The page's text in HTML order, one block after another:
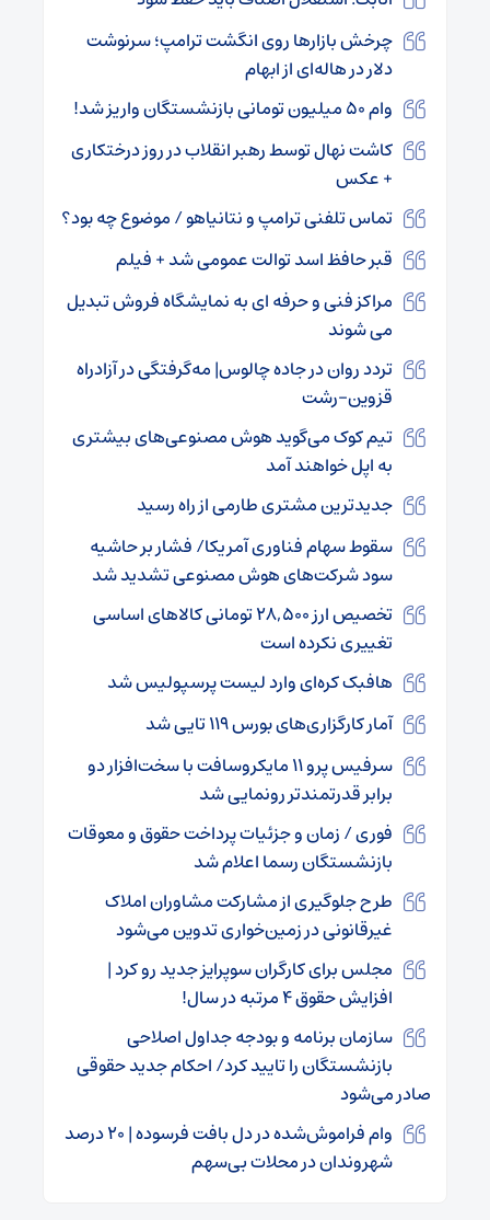
چرخش بازارها روی انگشت ترامپ؛ سرنوشت
دلار در هاله‌ای از ابهام
وام ۵۰ میلیون تومانی بازنشستگان واریز شد!
کاشت نهال توسط رهبر انقلاب در روز درختکاری
+ عکس
تماس تلفنی ترامپ و نتانیاهو / موضوع چه بود؟
قبر حافظ اسد توالت عمومی شد + فیلم
مراکز فنی و حرفه ای به نمایشگاه فروش تبدیل
می شوند
تردد روان در جاده چالوس| مه‌گرفتگی در آزادراه
قزوین-رشت
تیم کوک می‌گوید هوش مصنوعی‌های بیشتری
به اپل خواهند آمد
جدیدترین مشتری طارمی از راه رسید
سقوط سهام فناوری آمریکا/ فشار بر حاشیه
سود شرکت‌های هوش مصنوعی تشدید شد
تخصیص ارز ۲۸,۵۰۰ تومانی کالاهای اساسی
تغییری نکرده است
هافبک کره‌ای وارد لیست پرسپولیس شد
آمار کارگزاری‌های بورس ۱۱۹ تایی شد
سرفیس پرو ۱۱ مایکروسافت با سخت‌افزار دو
برابر قدرتمندتر رونمایی شد
فوری / زمان و جزئیات پرداخت حقوق و معوقات
بازنشستگان رسما اعلام شد
طرح جلوگیری از مشارکت مشاوران املاک
غیرقانونی در زمین‌خواری تدوین می‌شود
مجلس برای کارگران سوپرایز جدید رو کرد |
افزایش حقوق ۴ مرتبه در سال!
سازمان برنامه و بودجه جداول اصلاحی
بازنشستگان را تایید کرد/ احکام جدید حقوقی
صادر می‌شود
وام فراموش‌شده در دل بافت فرسوده | ۲۰ درصد
شهروندان در محلات بی‌سهم